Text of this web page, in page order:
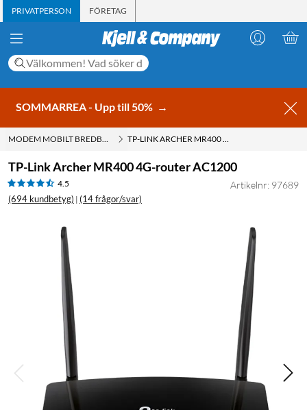
PRIVATPERSON FÖRETAG
SOMMARREA - Upp till 50% →
MODEM MOBILT BREDBAND TP-LINK ARCHER MR400 4G-ROUTER AC1200
TP-Link Archer MR400 4G-router AC1200
4.5
(694 kundbetyg) | (14 frågor/svar)
Artikelnr: 97689